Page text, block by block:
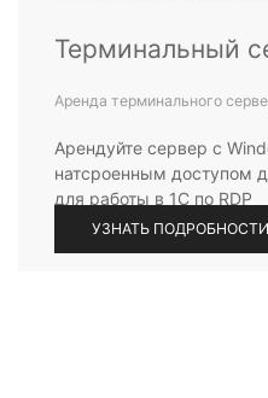
Терминальный
Аренда терминального
Арендуйте сервер с
натсроенным доступом
для работы в 1С по RDP
УЗНАТЬ ПОДРОБНОСТИ